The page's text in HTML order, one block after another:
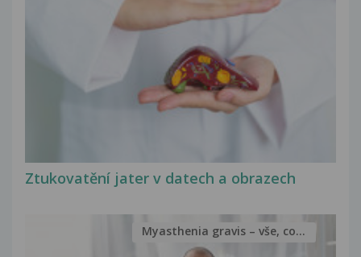
Ztukovatění jater v datech a obrazech
Myasthenia gravis – vše, co...